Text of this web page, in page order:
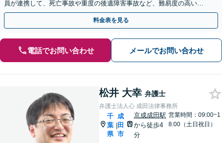
員が連携して、死亡事故や重度の後遺障害事故など、難易度の高い事
案についても対応させていただきます。
料金表を見る
電話でお問い合わせ メールでお問い合わせ
松井 大幸 弁護士
弁護士法人心 成田法律事務所
千
葉
県
|
成
田
市
京成成田駅
から徒歩4
分
営業時間：09:00~1
8:00（土日祝日）